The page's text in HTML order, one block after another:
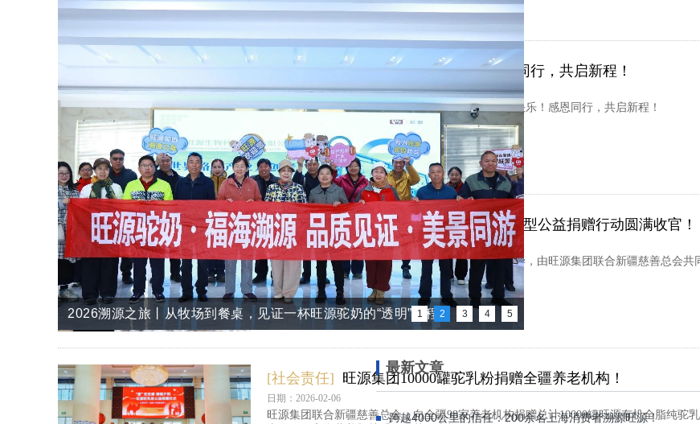
旺源19周岁生日快乐！感恩同行，共启新程！
日期：2026-04-11
19载砥砺前行，十九载春华秋实，旺源19周岁生日快乐！感恩同行，共启新程！
[社会责任] 30天，60000罐！旺源集团大型公益捐赠行动圆满收官！
日期：2026-02-14
随着旺源驼奶各大公益领取点最后一份物资核销完毕，由旺源集团联合新疆慈善总会共
圆满落下帷幕。
[社会责任] 旺源集团10000罐驼乳粉捐赠全疆养老机构！
日期：2026-02-06
旺源集团联合新疆慈善总会，向全疆98家养老机构捐赠总计10000罐旺源有机全脂纯
最新文章
跨越4000公里的信任：200余名上海消费者溯源旺源！
30天，60000罐！旺源集团大型公益捐赠行动圆满收官！
跨越4000公里的信任：200余名上海消费者溯源旺源！
2026溯源之旅丨从牧场到餐桌，见证一杯旺源驼奶的“透明”旅程！
1 2 3 4 5